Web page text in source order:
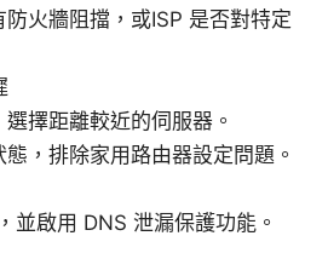
火牆阻擋，或ISP 是否對特定
擇距離較近的伺服器。
，排除家用路由器設定問題。
並啟用 DNS 泄漏保護功能。